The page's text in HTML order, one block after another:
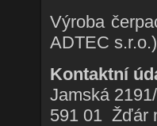
Výroba
ADTEC s.r.o.)
Kontaktní
Jamská
591 01 Žďár